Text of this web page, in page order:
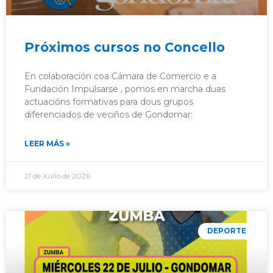
Próximos cursos no Concello
En colaboración coa Cámara de Comercio e a
Fundación Impulsarse , pomos en marcha duas
actuacións formativas para dous grupos
diferenciados de veciños de Gondomar:
LEER MÁS »
21 de Xullo de 2026
DEPORTE